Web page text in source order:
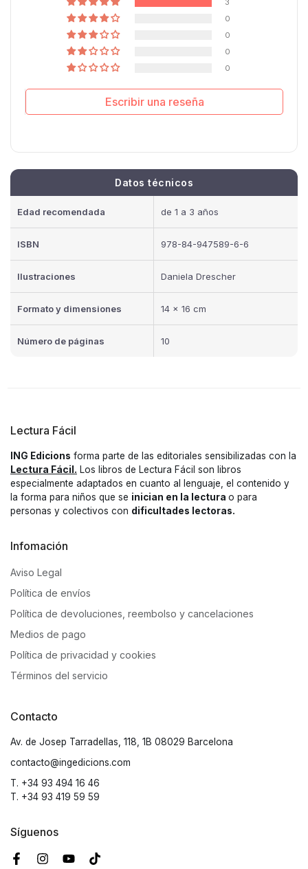
3
0
0
0
0
Escribir una reseña
Datos técnicos
Edad recomendada de 1 a 3 años
ISBN 978-84-947589-6-6
Ilustraciones Daniela Drescher
Formato y dimensiones 14 x 16 cm
Número de páginas 10
Lectura Fácil
ING Edicions forma parte de las editoriales sensibilizadas con la
Lectura Fácil. Los libros de Lectura Fácil son libros
especialmente adaptados en cuanto al lenguaje, el contenido y
la forma para niños que se inician en la lectura o para
personas y colectivos con dificultades lectoras.
Infomación
Aviso Legal
Política de envíos
Política de devoluciones, reembolso y cancelaciones
Medios de pago
Política de privacidad y cookies
Términos del servicio
Contacto
Av. de Josep Tarradellas, 118, 1B 08029 Barcelona
contacto@ingedicions.com
T. +34 93 494 16 46
T. +34 93 419 59 59
Síguenos